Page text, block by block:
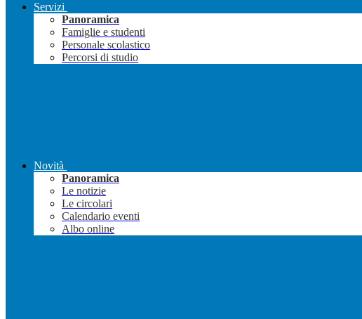
Servizi
Panoramica
Famiglie e studenti
Personale scolastico
Percorsi di studio
Novità
Panoramica
Le notizie
Le circolari
Calendario eventi
Albo online